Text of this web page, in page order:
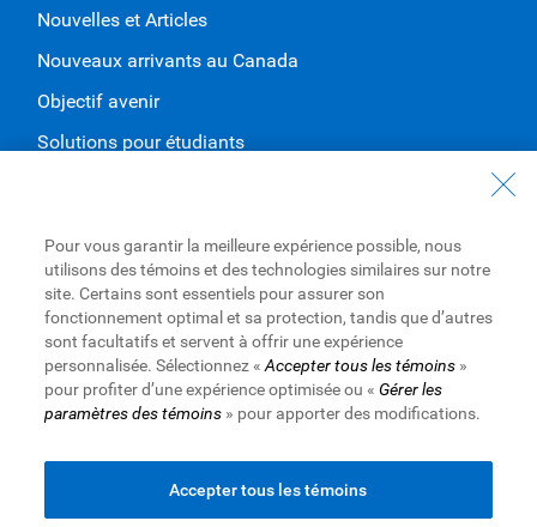
Nouvelles et Articles
Nouveaux arrivants au Canada
Objectif avenir
Solutions pour étudiants
Nous joindre
Trouvez une succursale ou un GAB
Prendre un rendez-vous
Royal Bank of Canada Website
Pour vous garantir la meilleure expérience possible, nous
utilisons des témoins et des technologies similaires sur notre
site. Certains sont essentiels pour assurer son
fonctionnement optimal et sa protection, tandis que d’autres
sont facultatifs et servent à offrir une expérience
personnalisée. Sélectionnez « Accepter tous les témoins»
pour profiter d’une expérience optimisée ou « Gérer les
paramètres des témoins» pour apporter des modifications.
Accepter tous les témoins